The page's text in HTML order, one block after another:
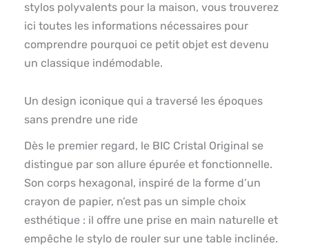
stylos polyvalents pour la maison, vous trouverez
ici toutes les informations nécessaires pour
comprendre pourquoi ce petit objet est devenu
un classique indémodable.
Un design iconique qui a traversé les époques
sans prendre une ride
Dès le premier regard, le BIC Cristal Original se
distingue par son allure épurée et fonctionnelle.
Son corps hexagonal, inspiré de la forme d’un
crayon de papier, n’est pas un simple choix
esthétique : il offre une prise en main naturelle et
empêche le stylo de rouler sur une table inclinée.